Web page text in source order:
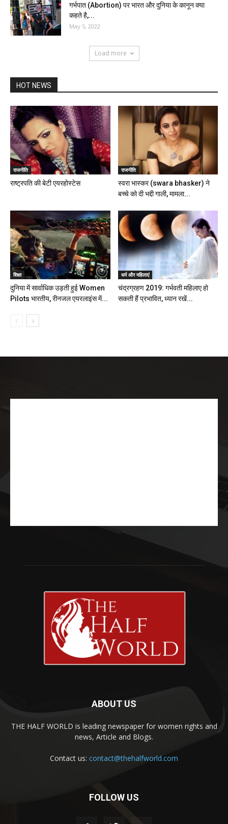
गर्भपात (Abortion) पर भारत और दुनिया के कानून क्या
कहते है,...
May 5, 2022
Load more
HOT NEWS
राजनीति
राष्ट्रपति की बेटी एयरहोस्टेस
राजनीति
स्वरा भास्कर (swara bhasker) ने
बच्चे को दी भद्दी गाली, मामला...
शिक्षा
दुनिया में सार्वाधिक उड़ती हुई Women
Pilots भारतीय, रीनजल एयरलाइंस में...
धर्म और महिलाएं
चंद्रग्रहण 2019: गर्भवती महिलाए हो
सकती हैं प्रभावित, ध्यान रखें...
ABOUT US
THE HALF WORLD is leading newspaper for women rights and
news, Article and Blogs.
Contact us: contact@thehalfworld.com
FOLLOW US